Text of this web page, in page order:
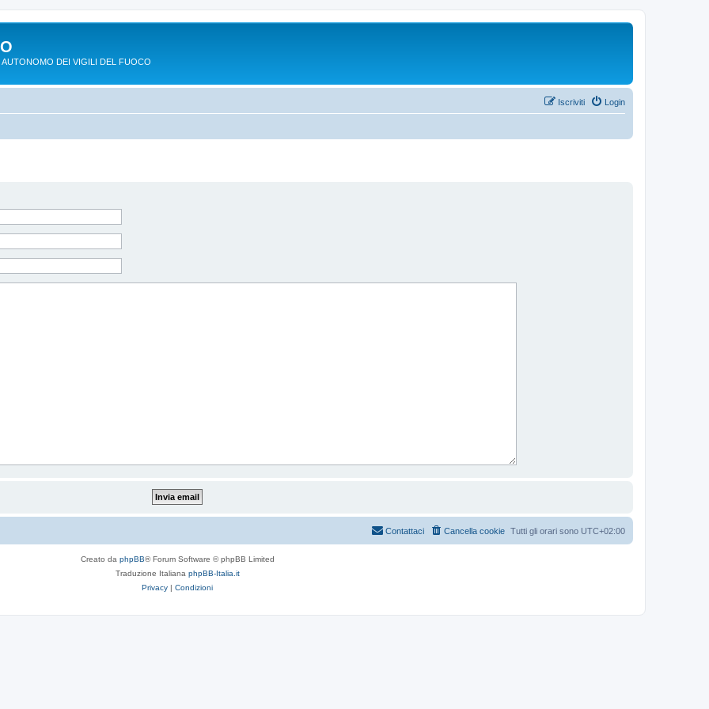
DEI VIGILI DEL FUOCO
Login
Iscriviti
Tutti gli orari sono UTC+02:00
Cancella cookie
Contattaci
Creato da phpBB® Forum Software © phpBB Limited
Traduzione Italiana phpBB-Italia.it
Privacy | Condizioni